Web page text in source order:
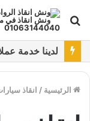
بحث
عن
الرئيسية / انقاذ